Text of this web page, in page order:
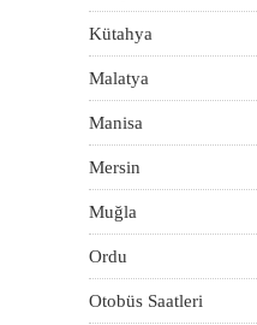
Kütahya
Malatya
Manisa
Mersin
Muğla
Ordu
Otobüs Saatleri